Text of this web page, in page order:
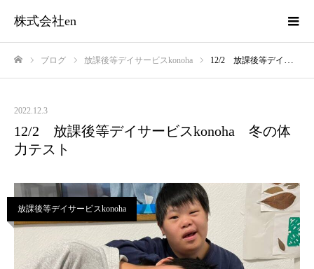
株式会社en
ブログ 放課後等デイサービスkonoha 12/2 放課後等デイサービスkonoha 冬の体力テスト
2022.12.3
12/2 放課後等デイサービスkonoha 冬の体
力テスト
放課後等デイサービスkonoha